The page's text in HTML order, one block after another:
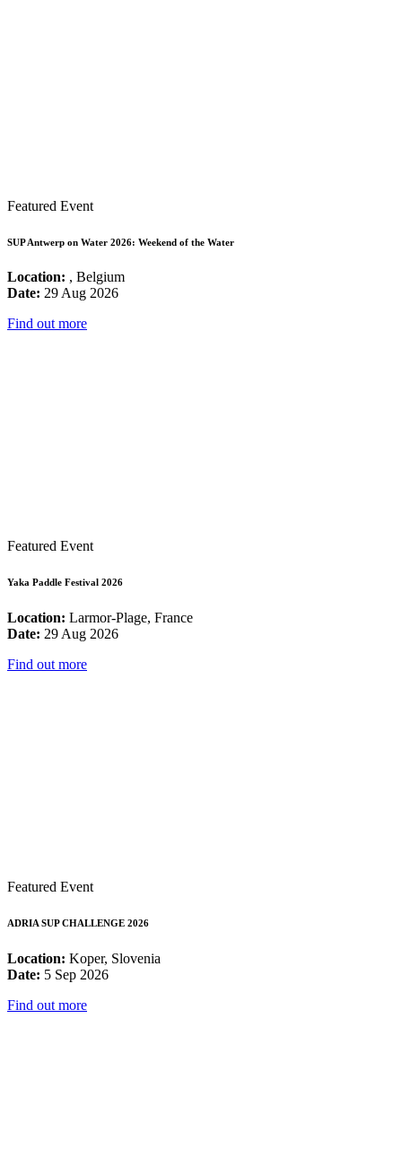
Featured Event
SUP Antwerp on Water 2026: Weekend of the Water
Location: , Belgium
Date: 29 Aug 2026
Find out more
Featured Event
Yaka Paddle Festival 2026
Location: Larmor-Plage, France
Date: 29 Aug 2026
Find out more
Featured Event
ADRIA SUP CHALLENGE 2026
Location: Koper, Slovenia
Date: 5 Sep 2026
Find out more